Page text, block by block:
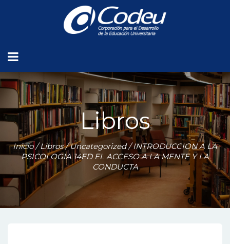
Libros
Inicio/Libros/Uncategorized/ INTRODUCCION A LA
PSICOLOGIA 14ED EL ACCESO A LA MENTE Y LA
CONDUCTA